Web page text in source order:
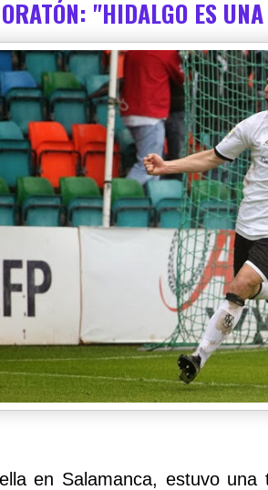
"HIDALGO ES
en Salamanca, estuvo